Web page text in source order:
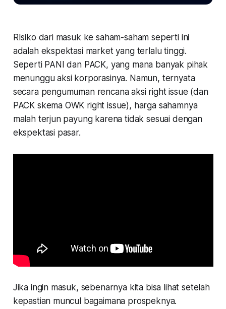
RIsiko dari masuk ke saham-saham seperti ini
adalah ekspektasi market yang terlalu tinggi.
Seperti PANI dan PACK, yang mana banyak pihak
menunggu aksi korporasinya. Namun, ternyata
secara pengumuman rencana aksi right issue (dan
PACK skema OWK right issue), harga sahamnya
malah terjun payung karena tidak sesuai dengan
ekspektasi pasar.
Jika ingin masuk, sebenarnya kita bisa lihat setelah
kepastian muncul bagaimana prospeknya.